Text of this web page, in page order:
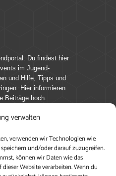
verwalten
verwenden wir Technologien wie
und/oder darauf zuzugreifen.
können wir Daten wie das
Website verarbeiten. Wenn du
Du findest hier
im Jugend-
und Hilfe, Tipps und
Hier informieren
Beiträge hoch.
dir. Sammel
Perspektive und
youpod.de.Du musst